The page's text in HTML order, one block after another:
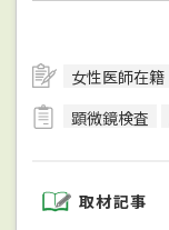
女性医師在籍
顕微鏡検査
取材記事